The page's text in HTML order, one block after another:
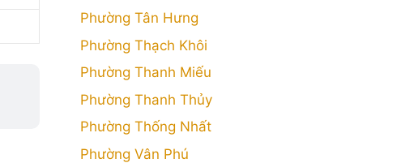
Phường Tân Hưng
Phường Thạch Khôi
Phường Thanh Miếu
Phường Thanh Thủy
Phường Thống Nhất
Phường Vân Phú